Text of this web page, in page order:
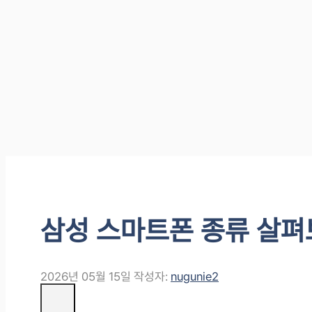
삼성 스마트폰 종류 살
2026년 05월 15일 작성자: nugunie2